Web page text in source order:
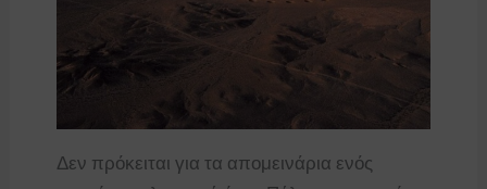
Δεν πρόκειται για τα απομεινάρια ενός